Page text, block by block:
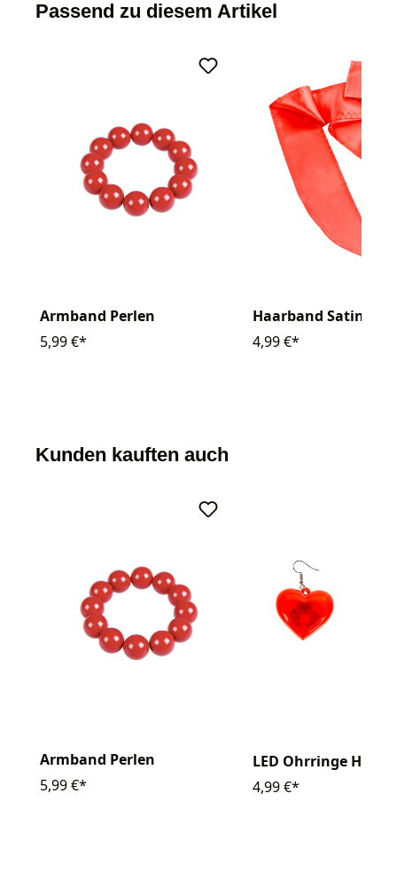
Passend zu diesem Artikel
Armband Perlen
5,99 €*
Haarband Satin
4,99 €*
Kunden kauften auch
Armband Perlen
5,99 €*
LED Ohrringe Herz
4,99 €*